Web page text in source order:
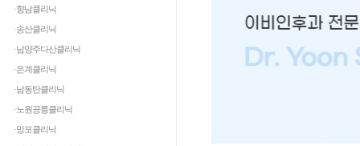
·향남클리닉
·송산클리닉
·남양주다산클리닉
·은계클리닉
·남동탄클리닉
·노원공릉클리닉
·망포클리닉